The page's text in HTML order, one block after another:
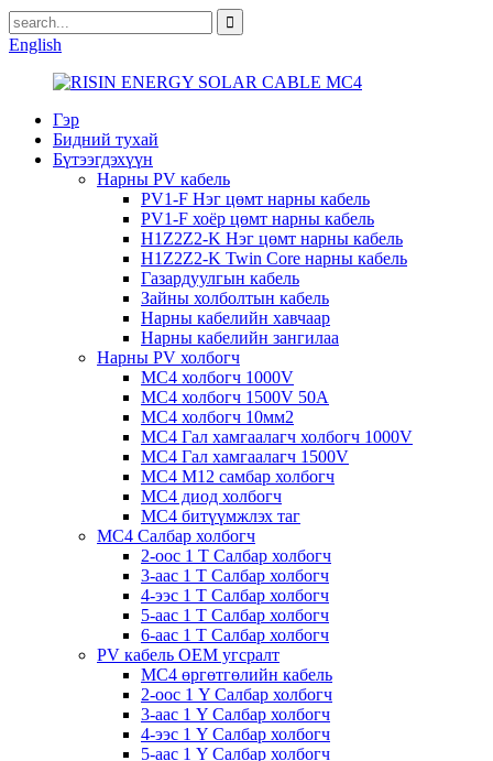
English
Гэр
Бидний тухай
Бүтээгдэхүүн
Нарны PV кабель
PV1-F Нэг цөмт нарны кабель
PV1-F хоёр цөмт нарны кабель
H1Z2Z2-K Нэг цөмт нарны кабель
H1Z2Z2-K Twin Core нарны кабель
Газардуулгын кабель
Зайны холболтын кабель
Нарны кабелийн хавчаар
Нарны кабелийн зангилаа
Нарны PV холбогч
MC4 холбогч 1000V
MC4 холбогч 1500V 50A
MC4 холбогч 10мм2
MC4 Гал хамгаалагч холбогч 1000V
MC4 Гал хамгаалагч 1500V
MC4 M12 самбар холбогч
MC4 диод холбогч
MC4 битүүмжлэх таг
MC4 Салбар холбогч
2-оос 1 T Салбар холбогч
3-аас 1 T Салбар холбогч
4-ээс 1 T Салбар холбогч
5-аас 1 T Салбар холбогч
6-аас 1 T Салбар холбогч
PV кабель OEM угсралт
MC4 өргөтгөлийн кабель
2-оос 1 Y Салбар холбогч
3-аас 1 Y Салбар холбогч
4-ээс 1 Y Салбар холбогч
5-аас 1 Y Салбар холбогч